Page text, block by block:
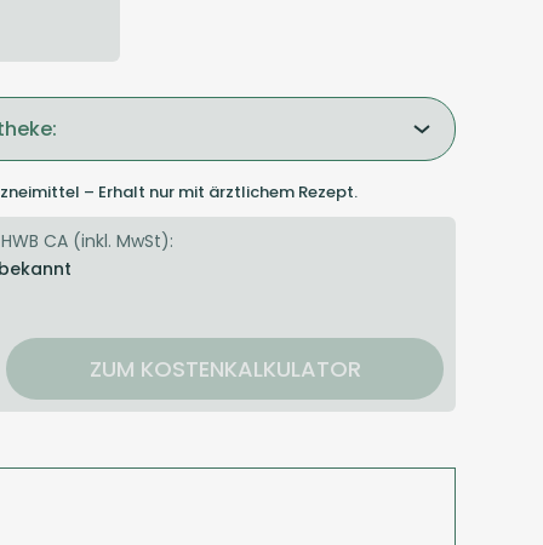
– Erhalt nur mit ärztlichem Rezept.
CA (inkl. MwSt):
ZUM KOSTENKALKULATOR